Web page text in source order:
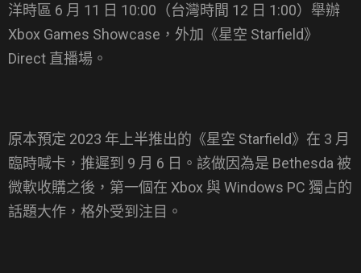
洋時區 6 月 11 日 10:00（台灣時間 12 日 1:00）舉辦
Xbox Games Showcase，外加《星空 Starfield》
Direct 直播場。
原本預定 2023 年上半推出的《星空 Starfield》在 3 月
臨時喊卡，推遲到 9 月 6 日。該做因為是 Bethesda 被
微軟收購之後，第一個在 Xbox 與 Windows PC 獨占的
話題大作，格外受到注目。